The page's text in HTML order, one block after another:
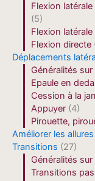
Flexion
(5)
Flexion
Flexion directe
Déplacements
Généralités
Epaule en
Cession à la
Appuyer (4)
Pirouette,
Améliorer les allures
Transitions (27)
Généralités
Transitions